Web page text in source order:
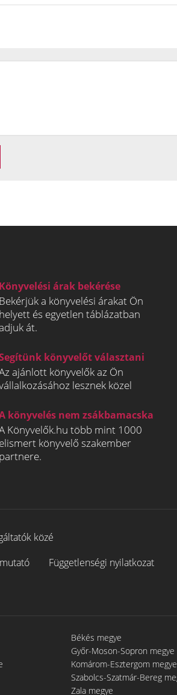
Könyvelési árak bekérése
Bekérjük a könyvelési árakat Ön
helyett és egyetlen táblázatban
át.
könyvelőt választani
ajánlott könyvelők az Ön
lesznek közel
könyvelés nem zsákbamacska
Könyvelők.hu több mint 1000
elismert könyvelő szakember
partnere.
közé
Függetlenségi nyilatkozat
Békés megye
Győr-Moson-Sopron megye
Komárom-Esztergom megye
Szabolcs-Szatmár-Bereg
Zala megye